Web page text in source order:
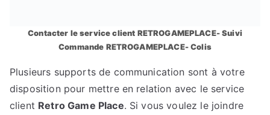
Contacter le service client RETROGAMEPLACE- Suivi
Commande RETROGAMEPLACE- Colis
Plusieurs supports de communication sont à votre
disposition pour mettre en relation avec le service
client Retro Game Place. Si vous voulez le joindre